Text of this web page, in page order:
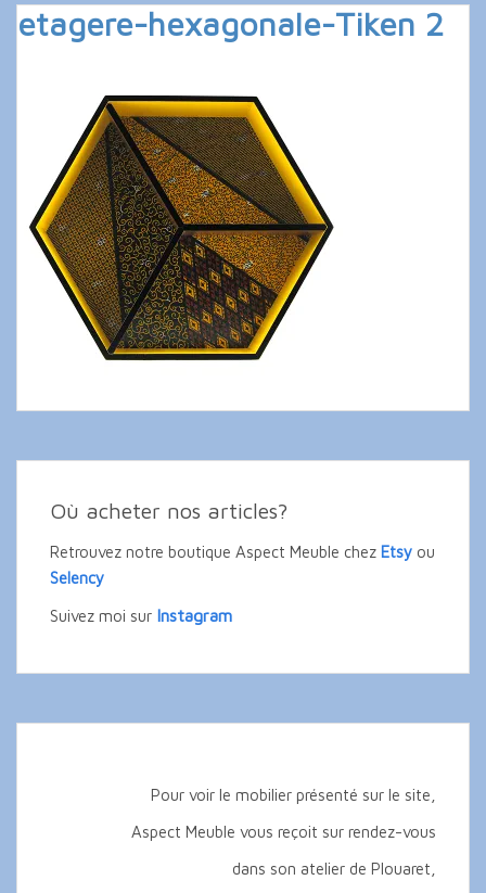
etagere-hexagonale-Tiken 2
Où acheter nos articles?
Retrouvez notre boutique Aspect Meuble chez Etsy ou
Selency
Suivez moi sur Instagram
Pour voir le mobilier présenté sur le site,
Aspect Meuble vous reçoit sur rendez-vous
dans son atelier de Plouaret,